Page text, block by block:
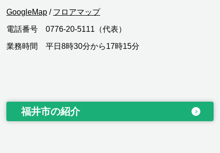
GoogleMap / フロアマップ
電話番号 0776-20-5111（代表）
業務時間 平日8時30分から17時15分
福井市の紹介